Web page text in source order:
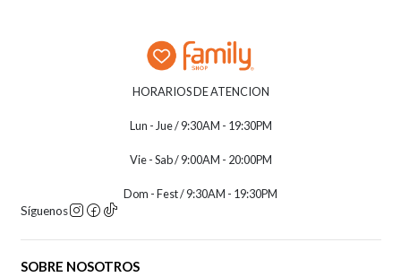
HORARIOS DE ATENCION
Lun - Jue / 9:30AM - 19:30PM
Vie - Sab / 9:00AM - 20:00PM
Dom - Fest / 9:30AM - 19:30PM
Síguenos
SOBRE NOSOTROS